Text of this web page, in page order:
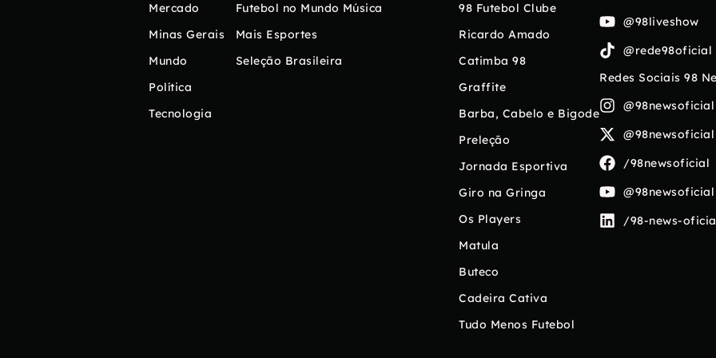
Mercado
Minas Gerais
Mundo
Política
Tecnologia
Futebol no Mundo
Mais Esportes
Seleção Brasileira
Música
98 Futebol Clube
Ricardo Amado
Catimba 98
Graffite
Barba, Cabelo e Bigode
Preleção
Jornada Esportiva
Giro na Gringa
Os Players
Matula
Buteco
Cadeira Cativa
Tudo Menos Futebol
@98liveshow
@rede98oficial
Redes Sociais 98
@98newsoficial
@98newsoficial
/98newsoficial
@98newsoficial
/98-news-